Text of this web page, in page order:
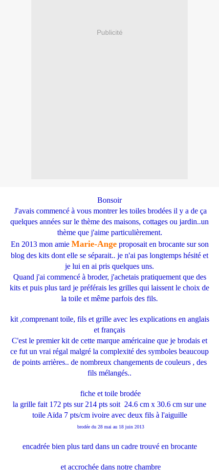
Publicité
Bonsoir
J'avais commencé à vous montrer les toiles brodées il y a de ça
quelques années sur le thème des maisons, cottages ou jardin..un
thème que j'aime particulièrement.
En 2013 mon amie Marie-Angeproposait en brocante sur son
blog des kits dont elle se séparait.. je n'ai pas longtemps hésité et
je lui en ai pris quelques uns.
Quand j'ai commencé à broder, j'achetais pratiquement que des
kits et puis plus tard je préférais les grilles qui laissent le choix de
la toile et même parfois des fils.
kit ,comprenant toile, fils et grille avec les explications en anglais
et français
C'est le premier kit de cette marque américaine que je brodais et
ce fut un vrai régal malgré la complexité des symboles beaucoup
de points arrières.. de nombreux changements de couleurs , des
fils mélangés..
fiche et toile brodée
la grille fait 172 pts sur 214 pts soit 24.6 cm x 30.6 cm sur une
toile Aïda 7 pts/cm ivoire avec deux fils à l'aiguille
brodée du 28 mai au 18 juin 2013
encadrée bien plus tard dans un cadre trouvé en brocante
et accrochée dans notre chambre